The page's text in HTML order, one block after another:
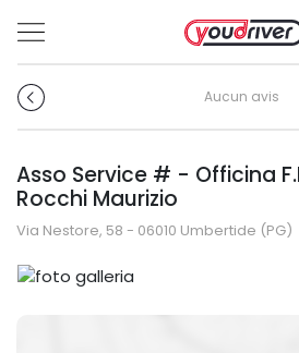
Aucun avis
Asso Service # - Officina
Rocchi Maurizio
Via Nestore, 58 - 06010 Umbertide (PG)